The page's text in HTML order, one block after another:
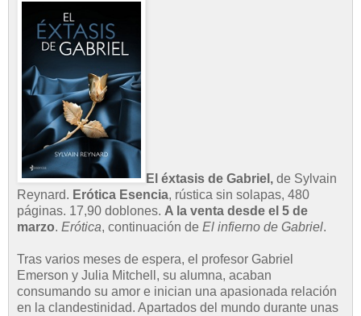
El éxtasis de Gabriel, de Sylvain
Reynard. Erótica Esencia, rústica sin solapas, 480
páginas. 17,90 doblones. A la venta desde el 5 de
marzo. Erótica, continuación de El infierno de Gabriel.
Tras varios meses de espera, el profesor Gabriel
Emerson y Julia Mitchell, su alumna, acaban
consumando su amor e inician una apasionada relación
en la clandestinidad. Apartados del mundo durante unas